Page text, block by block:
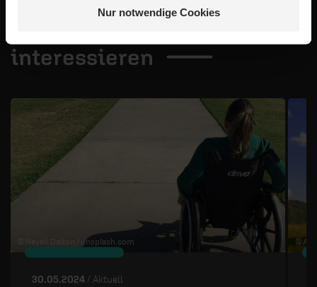
Nur notwendige Cookies
interessieren
unsplash.com
30.05.2024 / Aktuell
©